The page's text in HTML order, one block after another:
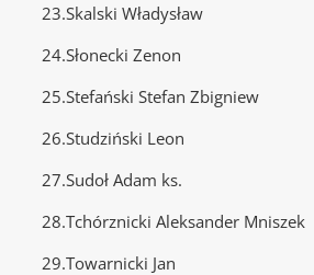
23.Skalski Władysław
24.Słonecki Zenon
25.Stefański Stefan Zbigniew
26.Studziński Leon
27.Sudoł Adam ks.
28.Tchórznicki Aleksander Mniszek
29.Towarnicki Jan